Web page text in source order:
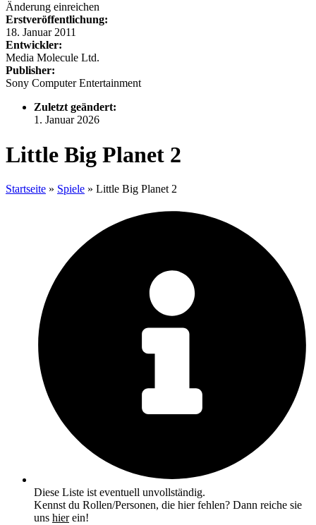
Änderung einreichen
Erstveröffentlichung:
18. Januar 2011
Entwickler:
Media Molecule Ltd.
Publisher:
Sony Computer Entertainment
Zuletzt geändert:
1. Januar 2026
Little Big Planet 2
Startseite » Spiele » Little Big Planet 2
Diese Liste ist eventuell unvollständig.
Kennst du Rollen/Personen, die hier fehlen? Dann reiche sie
uns hierein!